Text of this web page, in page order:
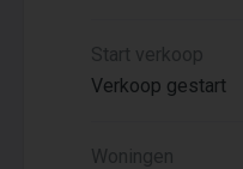
Start verkoop
Verkoop gestart
Woningen